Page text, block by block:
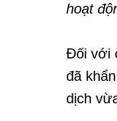
hoạt
Đối với
đã
dịch